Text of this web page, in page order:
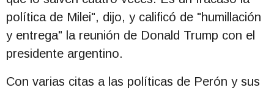
política de Milei", dijo, y calificó de "humillación
y entrega" la reunión de Donald Trump con el
presidente argentino.
Con varias citas a las políticas de Perón y sus